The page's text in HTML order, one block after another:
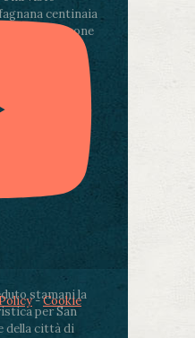
centinaia
e persone
stamani la
per San
della città di
-Cookie